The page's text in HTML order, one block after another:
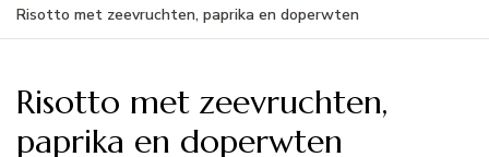
Risotto met zeevruchten, paprika en doperwten
Risotto met zeevruchten,
paprika en doperwten